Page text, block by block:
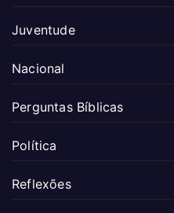
Juventude
Nacional
Perguntas Bíblicas
Política
Reflexões